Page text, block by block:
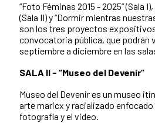
“Foto Féminas 2015 - 2025” (Sala
(Sala II) y “Dormir mientras
son los tres proyectos
convocatoria pública, que podrán
septiembre a diciembre en las
SALA II - “Museo del Devenir”
Museo del Devenir es un museo
arte maricx y racializado enfocado
fotografía y el video.